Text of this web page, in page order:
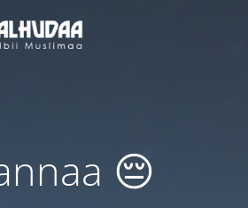
😔